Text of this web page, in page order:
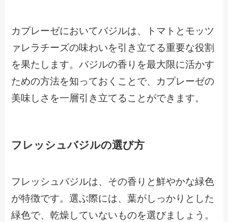
カプレーゼにおいてバジルは、トマトとモッツ
ァレラチーズの味わいを引き立てる重要な役割
を果たします。バジルの香りを最大限に活かす
ための方法を知っておくことで、カプレーゼの
美味しさを一層引き立てることができます。
フレッシュバジルの選び方
フレッシュバジルは、その香りと鮮やかな緑色
が特徴です。選ぶ際には、葉がしっかりとした
緑色で、乾燥していないものを選びましょう。